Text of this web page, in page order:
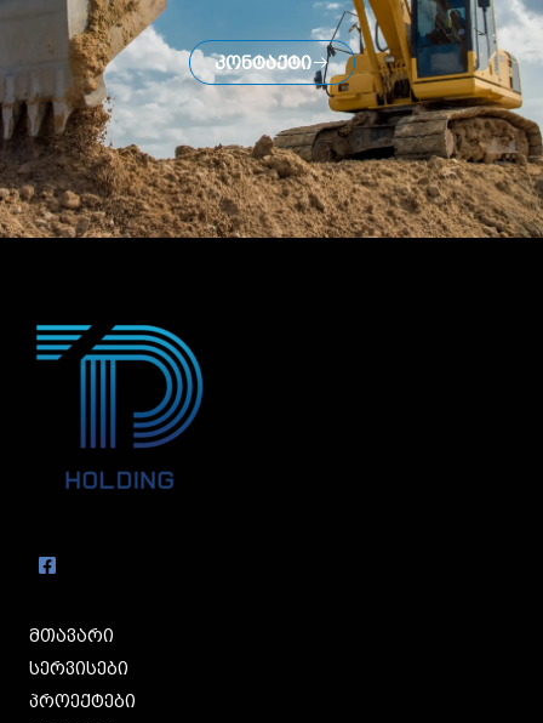
Კონტაქტი
მთავარი
სერვისები
პროექტები